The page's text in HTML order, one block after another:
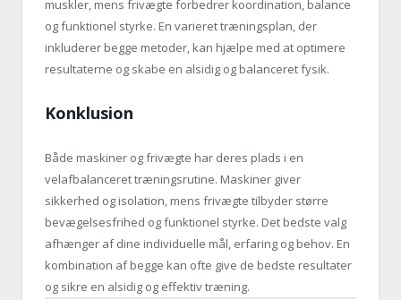
muskler, mens frivægte forbedrer koordination, balance
og funktionel styrke. En varieret træningsplan, der
inkluderer begge metoder, kan hjælpe med at optimere
resultaterne og skabe en alsidig og balanceret fysik.
Konklusion
Både maskiner og frivægte har deres plads i en
velafbalanceret træningsrutine. Maskiner giver
sikkerhed og isolation, mens frivægte tilbyder større
bevægelsesfrihed og funktionel styrke. Det bedste valg
afhænger af dine individuelle mål, erfaring og behov. En
kombination af begge kan ofte give de bedste resultater
og sikre en alsidig og effektiv træning.